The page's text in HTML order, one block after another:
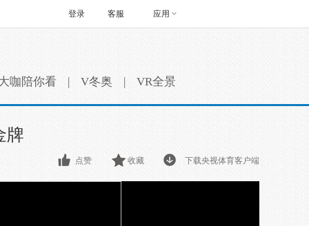
客服 应用
登录
咖陪你看 | V冬奥 | VR全景
牌
下载央视体育客户端
收藏
点赞